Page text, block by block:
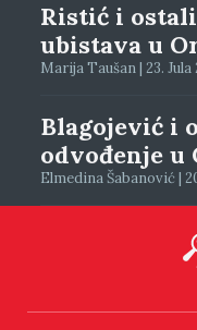
Ristić i
ubistava u
Marija Taušan | 23. Jula
Blagojević i
odvođenje
Elmedina Šabanović |